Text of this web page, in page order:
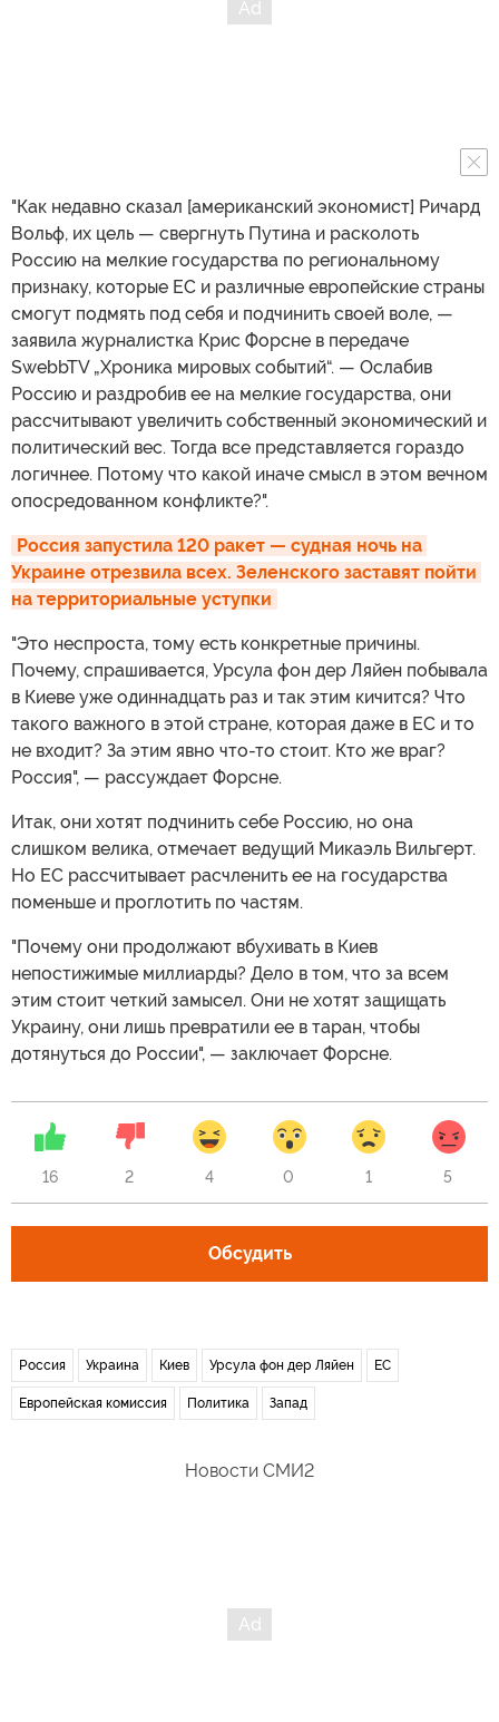
"Как недавно сказал [американский экономист] Ричард
Вольф, их цель — свергнуть Путина и расколоть
Россию на мелкие государства по региональному
признаку, которые ЕС и различные европейские страны
смогут подмять под себя и подчинить своей воле, —
заявила журналистка Крис Форсне в передаче
SwebbTV „Хроника мировых событий“. — Ослабив
Россию и раздробив ее на мелкие государства, они
рассчитывают увеличить собственный экономический и
политический вес. Тогда все представляется гораздо
логичнее. Потому что какой иначе смысл в этом вечном
опосредованном конфликте?".
Россия запустила 120 ракет — судная ночь на
Украине отрезвила всех. Зеленского заставят пойти
на территориальные уступки
"Это неспроста, тому есть конкретные причины.
Почему, спрашивается, Урсула фон дер Ляйен побывала
в Киеве уже одиннадцать раз и так этим кичится? Что
такого важного в этой стране, которая даже в ЕС и то
не входит? За этим явно что-то стоит. Кто же враг?
Россия", — рассуждает Форсне.
Итак, они хотят подчинить себе Россию, но она
слишком велика, отмечает ведущий Микаэль Вильгерт.
Но ЕС рассчитывает расчленить ее на государства
поменьше и проглотить по частям.
"Почему они продолжают вбухивать в Киев
непостижимые миллиарды? Дело в том, что за всем
этим стоит четкий замысел. Они не хотят защищать
Украину, они лишь превратили ее в таран, чтобы
дотянуться до России", — заключает Форсне.
16 2 4 0 1 5
Обсудить
Россия Украина Киев Урсула фон дер Ляйен ЕС
Европейская комиссия Политика Запад
Новости СМИ2